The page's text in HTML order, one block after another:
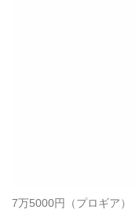
7万5000円（プロギア）